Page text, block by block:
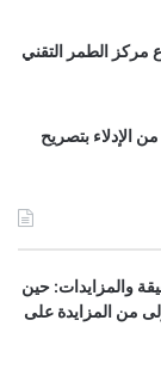
مركز الطمر التقني
الإدلاء بتصريح
والمزايدات: حين
من المزايدة على